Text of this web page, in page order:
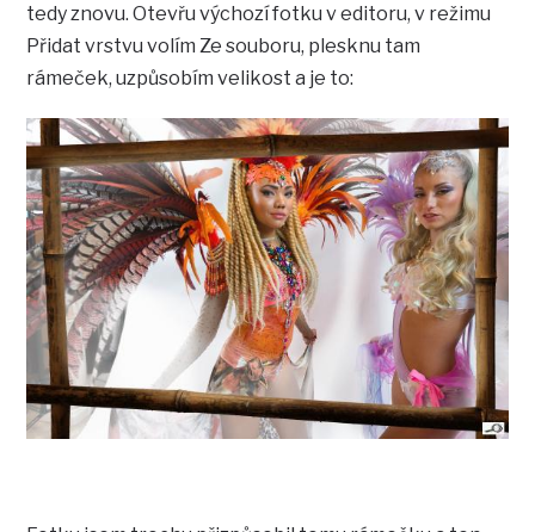
tedy znovu. Otevřu výchozí fotku v editoru, v režimu
Přidat vrstvu volím Ze souboru, plesknu tam
rámeček, uzpůsobím velikost a je to: